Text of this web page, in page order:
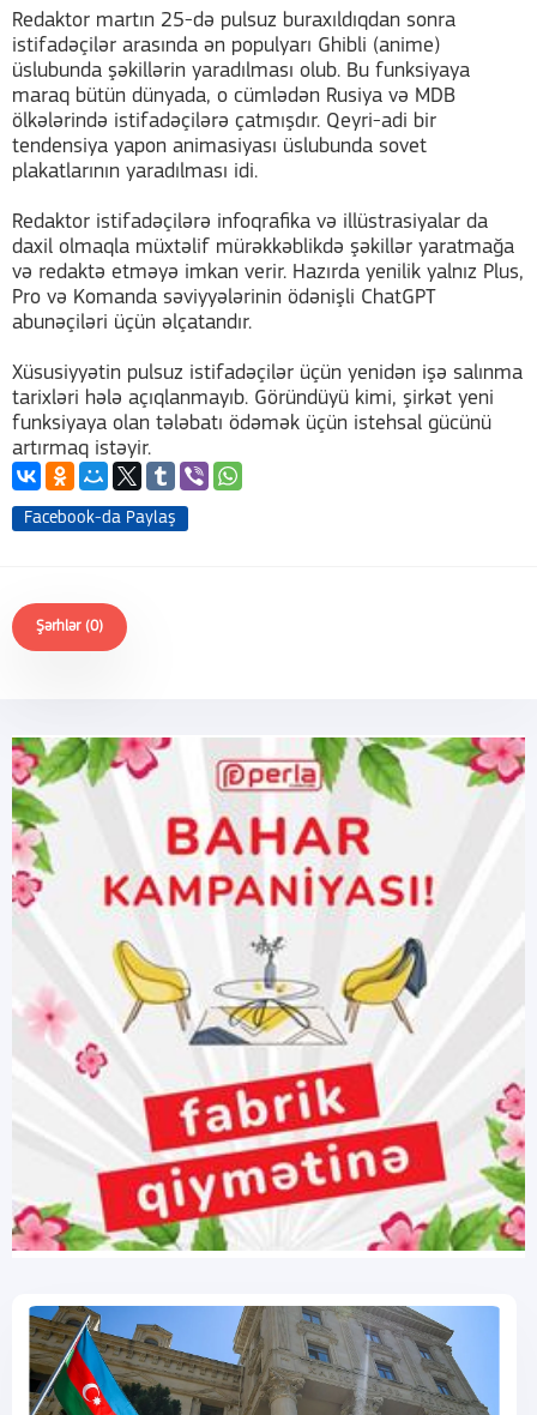
Redaktor martın 25-də pulsuz buraxıldıqdan sonra
istifadəçilər arasında ən populyarı Ghibli (anime)
üslubunda şəkillərin yaradılması olub. Bu funksiyaya
maraq bütün dünyada, o cümlədən Rusiya və MDB
ölkələrində istifadəçilərə çatmışdır. Qeyri-adi bir
tendensiya yapon animasiyası üslubunda sovet
plakatlarının yaradılması idi.
Redaktor istifadəçilərə infoqrafika və illüstrasiyalar da
daxil olmaqla müxtəlif mürəkkəblikdə şəkillər yaratmağa
və redaktə etməyə imkan verir. Hazırda yenilik yalnız Plus,
Pro və Komanda səviyyələrinin ödənişli ChatGPT
abunəçiləri üçün əlçatandır.
Xüsusiyyətin pulsuz istifadəçilər üçün yenidən işə salınma
tarixləri hələ açıqlanmayıb. Göründüyü kimi, şirkət yeni
funksiyaya olan tələbatı ödəmək üçün istehsal gücünü
artırmaq istəyir.
Facebook-da Paylaş
Şərhlər (0)